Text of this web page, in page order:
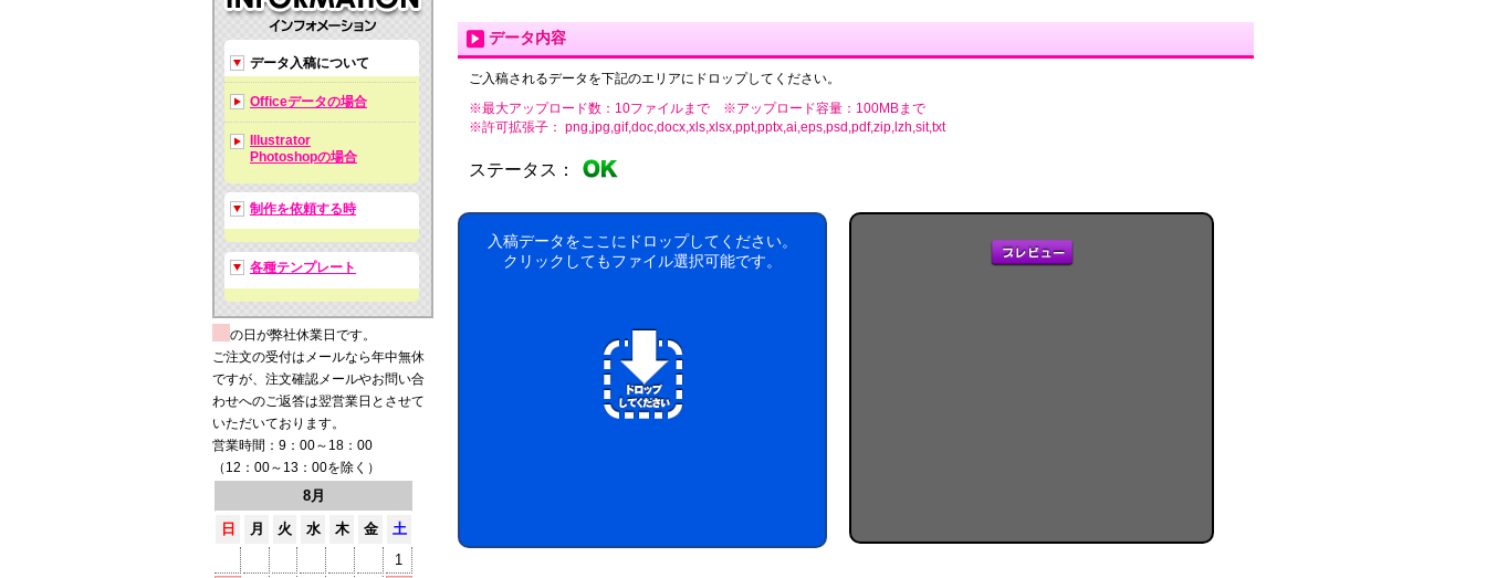
データ入稿について
Officeデータの場合
Illustrator
Photoshopの場合
制作を依頼する時
各種テンプレート
の日が弊社休業日です。
ご注文の受付はメールなら年中無休
ですが、注文確認メールやお問い合
わせへのご返答は翌営業日とさせて
いただいております。
営業時間：9：00～18：00
（12：00～13：00を除く）
8月
日
月 火 水 木 金
土
1
データ内容
ご入稿されるデータを下記のエリアにドロップしてください。
※最大アップロード数：10ファイルまで ※アップロード容量：100MBまで
※許可拡張子： png,jpg,gif,doc,docx,xls,xlsx,ppt,pptx,ai,eps,psd,pdf,zip,lzh,sit,txt
ステータス：
入稿データをここにドロップしてください。
クリックしてもファイル選択可能です。